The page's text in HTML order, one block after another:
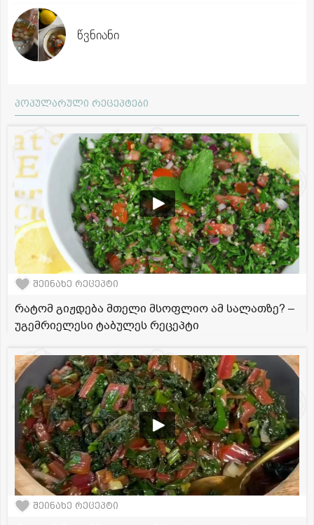
წვნიანი
პოპულარული რეცეპტები
შეინახე რეცეპტი
რატომ გიჟდება მთელი მსოფლიო ამ სალათზე? –
უგემრიელესი ტაბულეს რეცეპტი
შეინახე რეცეპტი